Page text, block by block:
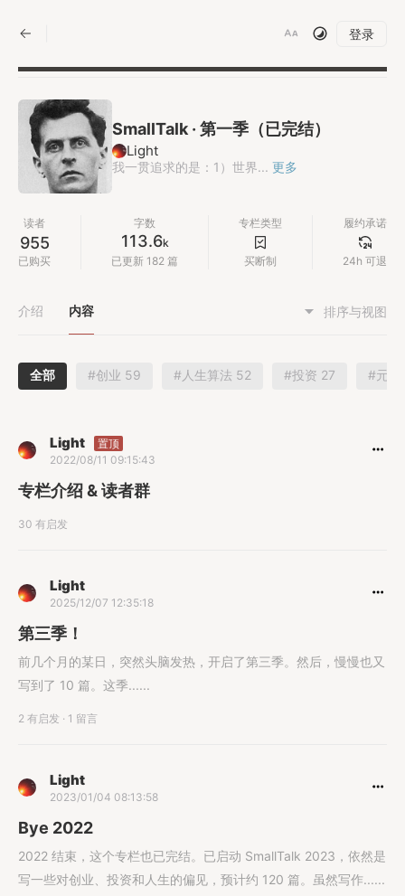
登录
SmallTalk · 第一季（已完结）
Light
我一贯追求的是：1）世界... 更多
读者
955
已购买
字数
113.6k
已更新 182 篇
专栏类型
买断制
履约承诺
24h 可退
介绍 内容 排序与视图
全部 #创业 59 #人生算法 52 #投资 27 #元思
Light
置顶
2022/08/11 09:15:43
专栏介绍 & 读者群
30 有启发
Light
2025/12/07 12:35:18
第三季！
前几个月的某日，突然头脑发热，开启了第三季。然后，慢慢也又
写到了 10 篇。这季......
2 有启发 · 1 留言
Light
2023/01/04 08:13:58
Bye 2022
2022 结束，这个专栏也已完结。已启动 SmallTalk 2023，依然是
写一些对创业、投资和人生的偏见，预计约 120 篇。虽然写作......